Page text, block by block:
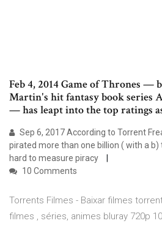
Feb 4, 2014 Game of Thrones —
Martin's hit fantasy book series
— has leapt into the top ratings
Sep 6, 2017 According to Torrent
pirated more than one billion ( with a b)
hard to measure piracy
10 Comments
Torrents Filmes - Baixar filmes
filmes , séries, animes bluray 720p